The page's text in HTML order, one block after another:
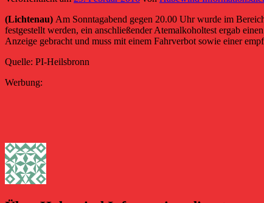
(Lichtenau) Am Sonntagabend gegen 20.00 Uhr wurde im
festgestellt werden, ein anschließender Atemalkoholtest ergab
Anzeige gebracht und muss mit einem Fahrverbot sowie einer
Quelle: PI-Heilsbronn
Werbung: